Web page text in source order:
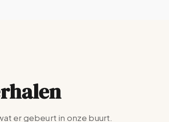
er gebeurt in onze buurt.